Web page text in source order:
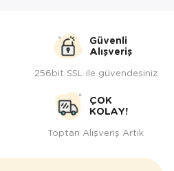
Güvenli
Alışveriş
256bit SSL ile güvendesiniz
ÇOK
KOLAY!
Toptan Alışveriş Artık